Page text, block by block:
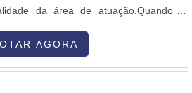
da área de atuação.Quando a
Queimadores Industriais o cliente
AGORA